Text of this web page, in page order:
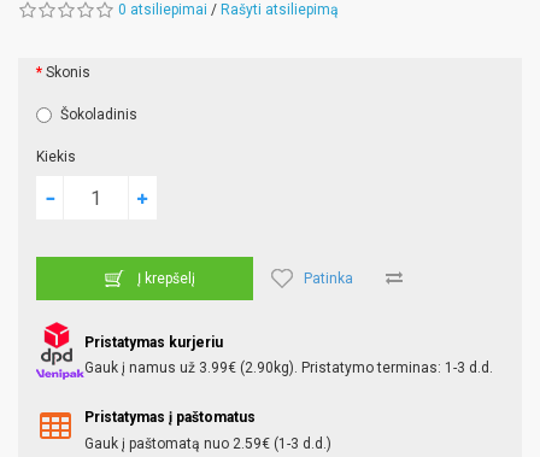
0 atsiliepimai / Rašyti atsiliepimą
Skonis
Šokoladinis
Kiekis
Į krepšelį Patinka
Pristatymas kurjeriu
Gauk į namus už 3.99€ (2.90kg). Pristatymo terminas: 1-3 d.d.
Pristatymas į paštomatus
Gauk į paštomatą nuo 2.59€ (1-3 d.d.)